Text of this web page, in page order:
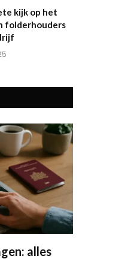
kijk op het
folderhouders
alles